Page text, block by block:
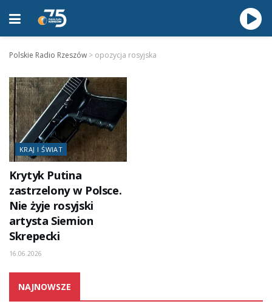
Polskie Radio Rzeszów > opozycja rosyjska
KRAJ I ŚWIAT
Krytyk Putina
zastrzelony w Polsce.
Nie żyje rosyjski
artysta Siemion
Skrepecki
16.06.2026
NAJNOWSZE